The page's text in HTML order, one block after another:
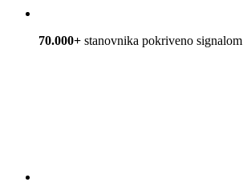
70.000+ stanovnika pokriveno signalom